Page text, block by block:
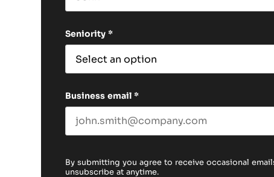
Seniority *
Business email *
By submitting you agree to receive occasional
unsubscribe at anytime.